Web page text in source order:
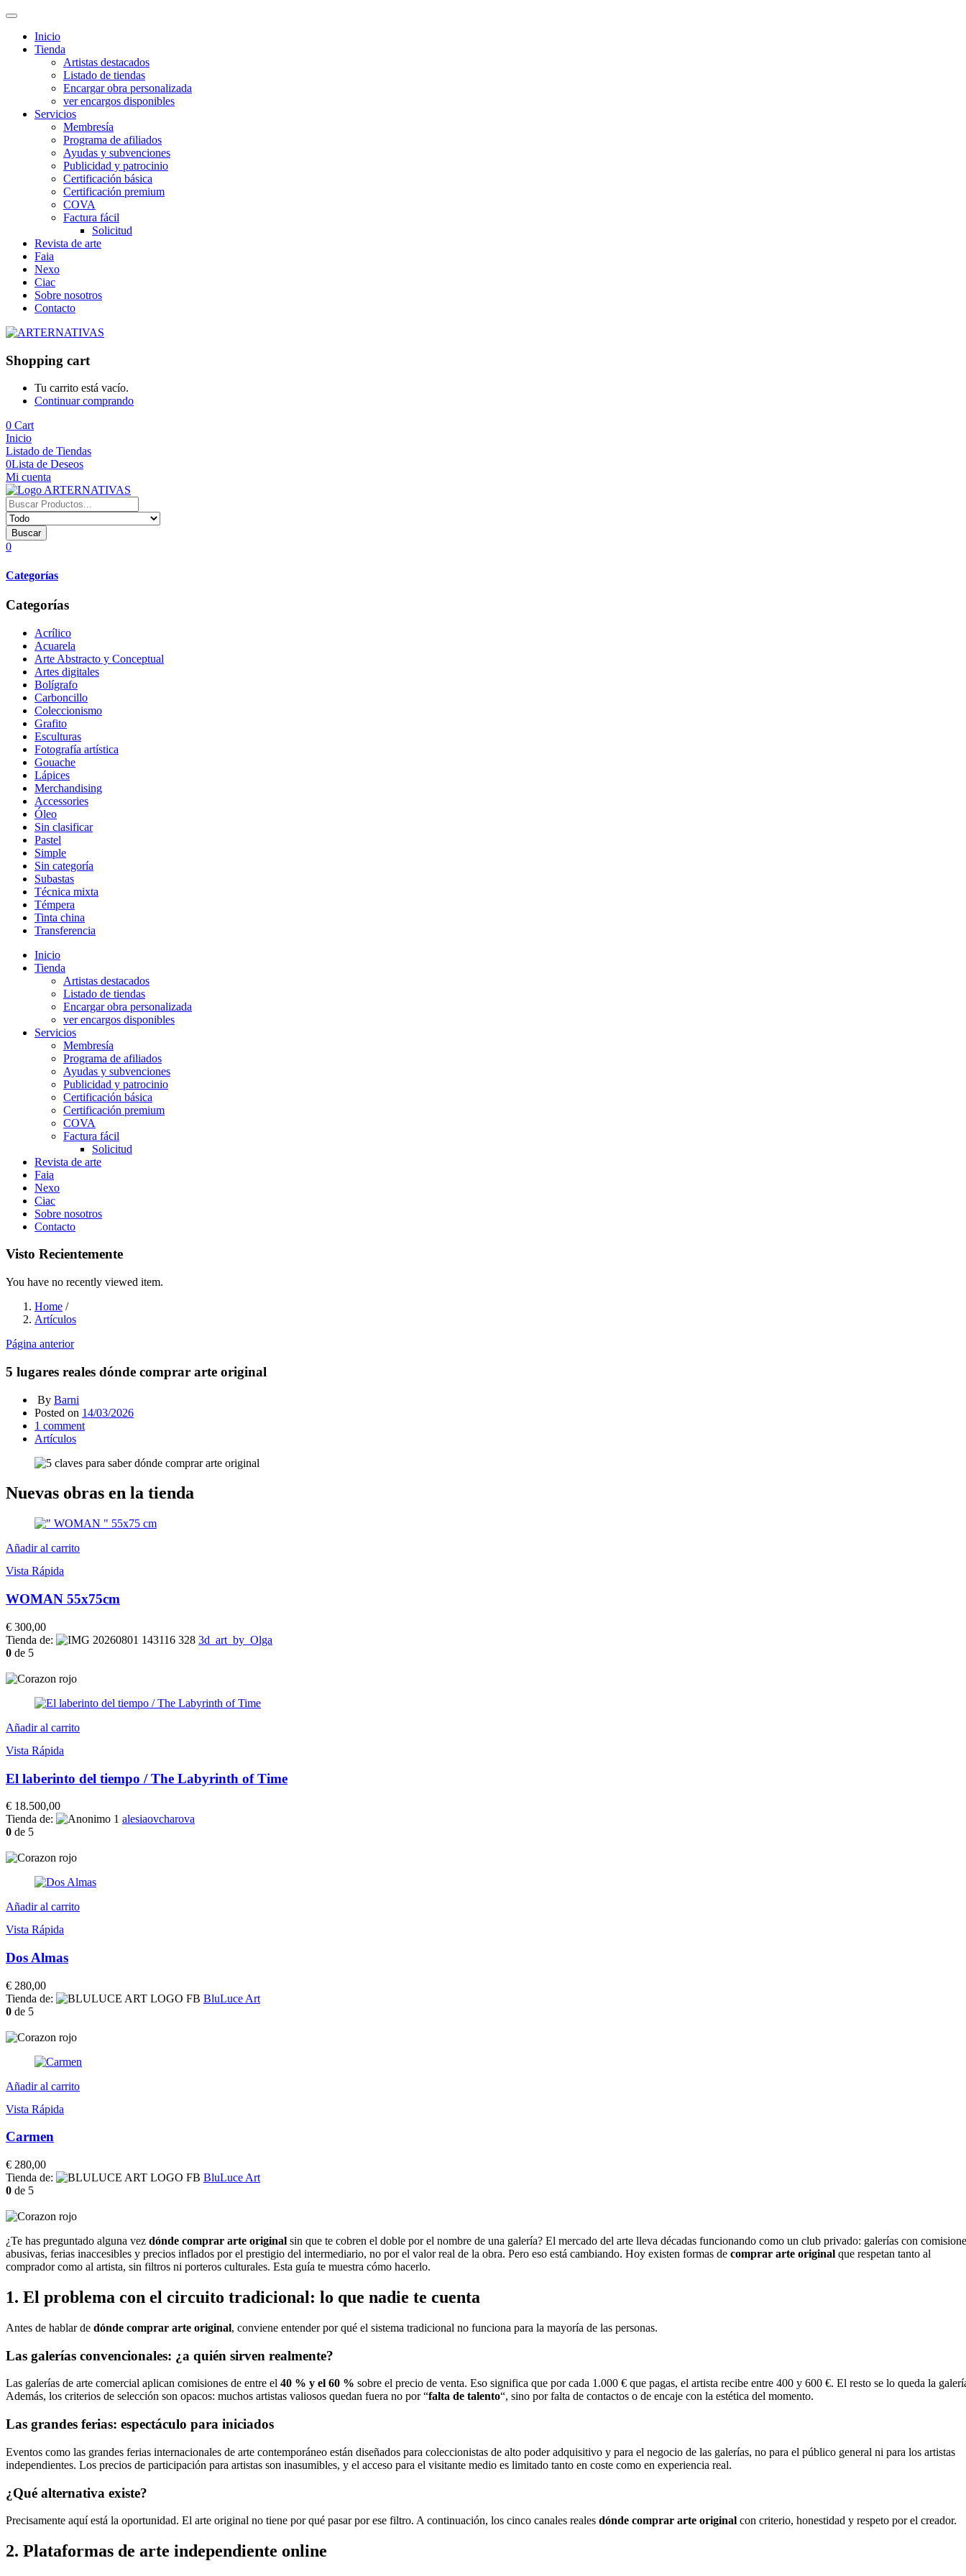
Inicio
Tienda
Artistas destacados
Listado de tiendas
Encargar obra personalizada
ver encargos disponibles
Servicios
Membresía
Programa de afiliados
Ayudas y subvenciones
Publicidad y patrocinio
Certificación básica
Certificación premium
COVA
Factura fácil
Solicitud
Revista de arte
Faia
Nexo
Ciac
Sobre nosotros
Contacto
Shopping cart
Tu carrito está vacío.
Continuar comprando
0 Cart
Inicio
Listado de Tiendas
0Lista de Deseos
Mi cuenta
Buscar
0
Categorías
Categorías
Acrílico
Acuarela
Arte Abstracto y Conceptual
Artes digitales
Bolígrafo
Carboncillo
Coleccionismo
Grafito
Esculturas
Fotografía artística
Gouache
Lápices
Merchandising
Accessories
Óleo
Sin clasificar
Pastel
Simple
Sin categoría
Subastas
Técnica mixta
Témpera
Tinta china
Transferencia
Inicio
Tienda
Artistas destacados
Listado de tiendas
Encargar obra personalizada
ver encargos disponibles
Servicios
Membresía
Programa de afiliados
Ayudas y subvenciones
Publicidad y patrocinio
Certificación básica
Certificación premium
COVA
Factura fácil
Solicitud
Revista de arte
Faia
Nexo
Ciac
Sobre nosotros
Contacto
Visto Recientemente
You have no recently viewed item.
Home /
Artículos
Página anterior
5 lugares reales dónde comprar arte original
By Barni
Posted on 14/03/2026
1 comment
Artículos
Nuevas obras en la tienda
Añadir al carrito
Vista Rápida
WOMAN 55x75cm
€ 300,00
Tienda de:
3d_art_by_Olga
0 de 5
Añadir al carrito
Vista Rápida
El laberinto del tiempo / The Labyrinth of Time
€ 18.500,00
Tienda de:
alesiaovcharova
0 de 5
Añadir al carrito
Vista Rápida
Dos Almas
€ 280,00
Tienda de:
BluLuce Art
0 de 5
Añadir al carrito
Vista Rápida
Carmen
€ 280,00
Tienda de:
BluLuce Art
0 de 5
¿Te has preguntado alguna vez dónde comprar arte original sin que te cobren el doble por el nombre de una galería? El mercado del arte lleva décadas funcionando como un club privado: galerías con
abusivas, ferias inaccesibles y precios inflados por el prestigio del intermediario, no por el valor real de la obra. Pero eso está cambiando. Hoy existen formas de comprar arte original que respetan tanto al
comprador como al artista, sin filtros ni porteros culturales. Esta guía te muestra cómo hacerlo.
1. El problema con el circuito tradicional: lo que nadie te cuenta
Antes de hablar de dónde comprar arte original, conviene entender por qué el sistema tradicional no funciona para la mayoría de las personas.
Las galerías convencionales: ¿a quién sirven realmente?
Las galerías de arte comercial aplican comisiones de entre el 40 % y el 60 % sobre el precio de venta. Eso significa que por cada 1.000 € que pagas, el artista recibe entre 400 y 600 €. El resto se lo queda la
Además, los criterios de selección son opacos: muchos artistas valiosos quedan fuera no por “falta de talento“, sino por falta de contactos o de encaje con la estética del momento.
Las grandes ferias: espectáculo para iniciados
Eventos como las grandes ferias internacionales de arte contemporáneo están diseñados para coleccionistas de alto poder adquisitivo y para el negocio de las galerías, no para el público general ni para los artistas
independientes. Los precios de participación para artistas son inasumibles, y el acceso para el visitante medio es limitado tanto en coste como en experiencia real.
¿Qué alternativa existe?
Precisamente aquí está la oportunidad. El arte original no tiene por qué pasar por ese filtro. A continuación, los cinco canales reales dónde comprar arte original con criterio, honestidad y respeto por el creador.
2. Plataformas de arte independiente online